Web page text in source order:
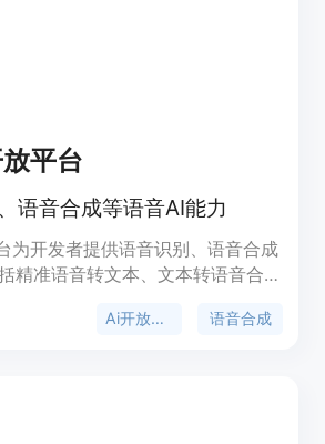
平台
语音合成等语音AI能力
为开发者提供语音识别、语音合成
精准语音转文本、文本转语音合
开发。平台提供高效、灵活的语音
Ai开放平台 语音合成